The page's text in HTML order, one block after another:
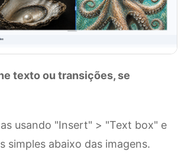
texto ou transições, se
usando "Insert" > "Text box" e
simples abaixo das imagens.